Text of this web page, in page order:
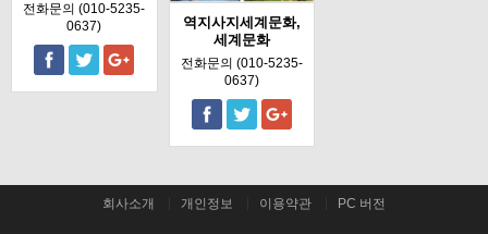
전화문의 (010-5235-
0637)
역지사지세계문화,
세계문화
전화문의 (010-5235-
0637)
회사소개 개인정보 이용약관 PC 버전